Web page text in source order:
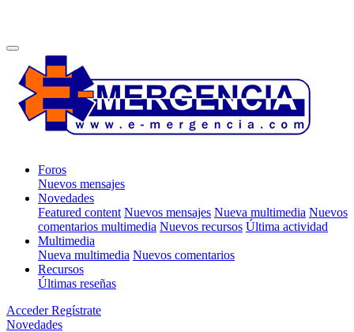
Foros
Nuevos mensajes
Novedades
Featured content Nuevos mensajes Nueva multimedia Nuevos
comentarios multimedia Nuevos recursos Última actividad
Multimedia
Nueva multimedia Nuevos comentarios
Recursos
Últimas reseñas
Acceder Regístrate
Novedades